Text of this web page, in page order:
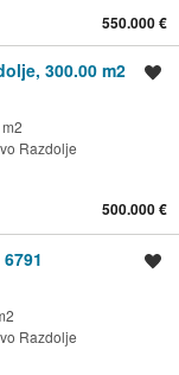
550.000 €
300.00 m2
Razdolje
500.000 €
Razdolje